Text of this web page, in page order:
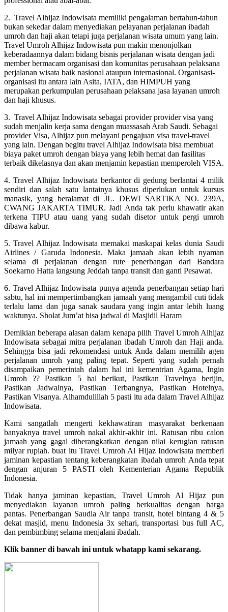
2. Travel Alhijaz Indowisata memiliki pengalaman bertahun-tahun
bukan sekedar dalam menyediakan pelayanan perjalanan ibadah
umroh dan haji akan tetapi juga perjalanan wisata umum yang lain.
Travel Umroh Alhijaz Indowisata pun makin menonjolkan
keberadaannya dalam bidang bisnis perjalanan wisata dengan jadi
member bermacam organisasi dan komunitas perusahaan pelaksana
perjalanan wisata baik nasional ataupun internasional. Organisasi-
organisasi itu antara lain Asita, IATA, dan HIMPUH yang
merupakan perkumpulan perusahaan pelaksana jasa layanan umroh
dan haji khusus.
3. Travel Alhijaz Indowisata sebagai provider provider visa yang
sudah menjalin kerja sama dengan muassasah Arab Saudi. Sebagai
provider Visa, Alhijaz pun melayani pengajuan visa travel-travel
yang lain. Dengan begitu travel Alhijaz Indowisata bisa membuat
biaya paket umroh dengan biaya yang lebih hemat dan fasilitas
terbaik dikelasnya dan akan menjamin kepastian memperoleh VISA.
4. Travel Alhijaz Indowisata berkantor di gedung berlantai 4 milik
sendiri dan salah satu lantainya khusus diperlukan untuk kursus
manasik, yang beralamat di JL. DEWI SARTIKA NO. 239A,
CWANG JAKARTA TIMUR. Jadi Anda tak perlu khawatir akan
terkena TIPU atau uang yang sudah disetor untuk pergi umroh
dibawa kabur.
5. Travel Alhijaz Indowisata memakai maskapai kelas dunia Saudi
Airlines / Garuda Indonesia. Maka jamaah akan lebih nyaman
selama di perjalanan dengan rute penerbangan dari Bandara
Soekarno Hatta langsung Jeddah tanpa transit dan ganti Pesawat.
6. Travel Alhijaz Indowisata punya agenda penerbangan setiap hari
sabtu, hal ini mempertimbangkan jamaah yang mengambil cuti tidak
terlalu lama dan juga sanak saudara yang ingin antar lebih luang
waktunya. Sholat Jum’at bisa jadwal di Masjidil Haram
Demikian beberapa alasan dalam kenapa pilih Travel Umroh Alhijaz
Indowisata sebagai mitra perjalanan ibadah Umroh dan Haji anda.
Sehingga bisa jadi rekomendasi untuk Anda dalam memilih agen
perjalanan umroh yang paling tepat. Seperti yang sudah pernah
disampaikan pemerintah dalam hal ini kementrian Agama, Ingin
Umroh ?? Pastikan 5 hal berikut, Pastikan Travelnya berijin,
Pastikan Jadwalnya, Pastikan Terbangnya, Pastikan Hotelnya,
Pastikan Visanya. Alhamdulillah 5 pasti itu ada dalam Travel Alhijaz
Indowisata.
Kami sangatlah mengerti kekhawatiran masyarakat berkenaan
banyaknya travel umroh nakal akhir-akhir ini. Ratusan ribu calon
jamaah yang gagal diberangkatkan dengan nilai kerugian ratusan
milyar rupiah. buat itu Travel Umroh Al Hijaz Indowisata memberi
jaminan kepastian tentang keberangkatan ibadah umroh Anda tepat
dengan anjuran 5 PASTI oleh Kementerian Agama Republik
Indonesia.
Tidak hanya jaminan kepastian, Travel Umroh Al Hijaz pun
menyediakan layanan umroh paling berkualitas dengan harga
pantas. Penerbangan Saudia Air tanpa transit, hotel bintang 4 & 5
dekat masjid, menu Indonesia 3x sehari, transportasi bus full AC,
dan pembimbing selama menjalani ibadah.
Klik banner di bawah ini untuk whatapp kami sekarang.